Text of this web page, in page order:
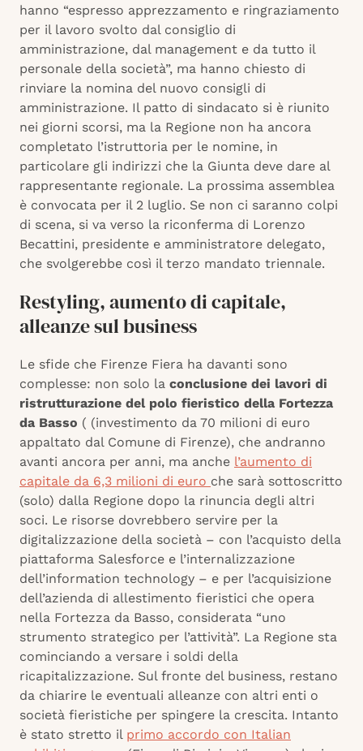
hanno “espresso apprezzamento e ringraziamento
per il lavoro svolto dal consiglio di
amministrazione, dal management e da tutto il
personale della società”, ma hanno chiesto di
rinviare la nomina del nuovo consigli di
amministrazione. Il patto di sindacato si è riunito
nei giorni scorsi, ma la Regione non ha ancora
completato l’istruttoria per le nomine, in
particolare gli indirizzi che la Giunta deve dare al
rappresentante regionale. La prossima assemblea
è convocata per il 2 luglio. Se non ci saranno colpi
di scena, si va verso la riconferma di Lorenzo
Becattini, presidente e amministratore delegato,
che svolgerebbe così il terzo mandato triennale.
Restyling, aumento di capitale,
alleanze sul business
Le sfide che Firenze Fiera ha davanti sono
complesse: non solo la conclusione dei lavori di
ristrutturazione del polo fieristico della Fortezza
da Basso ( (investimento da 70 milioni di euro
appaltato dal Comune di Firenze), che andranno
avanti ancora per anni, ma anche l’aumento di
capitale da 6,3 milioni di euro che sarà sottoscritto
(solo) dalla Regione dopo la rinuncia degli altri
soci. Le risorse dovrebbero servire per la
digitalizzazione della società – con l’acquisto della
piattaforma Salesforce e l’internalizzazione
dell’information technology – e per l’acquisizione
dell’azienda di allestimento fieristici che opera
nella Fortezza da Basso, considerata “uno
strumento strategico per l’attività”. La Regione sta
cominciando a versare i soldi della
ricapitalizzazione. Sul fronte del business, restano
da chiarire le eventuali alleanze con altri enti o
società fieristiche per spingere la crescita. Intanto
è stato stretto il primo accordo con Italian